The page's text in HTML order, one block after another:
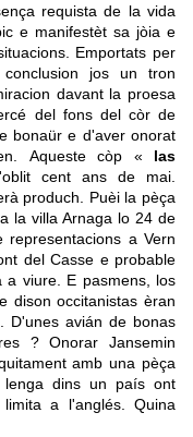
requista de la vida
e manifestèt sa jòia e
Emportats per
jos un tron
davant la proesa
del fons del còr de
bonaür e d'aver onorat
Aqueste còp « las
cent ans de mai.
produch. Puèi la pèça
la villa Arnaga lo 24 de
a Vern
del Casse e probable
a viure. E pasmens, los
dison occitanistas èran
D'unes avián de bonas
? Onorar Jansemin
amb una pèça
lenga dins un país ont
a l'anglés. Quina